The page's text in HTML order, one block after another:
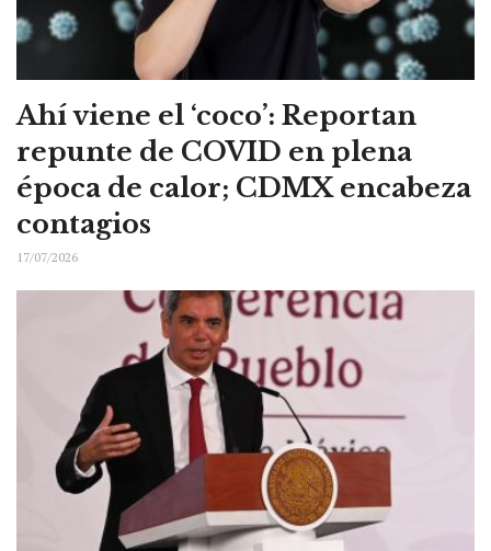
Ahí viene el ‘coco’: Reportan
repunte de COVID en plena
época de calor; CDMX encabeza
contagios
17/07/2026